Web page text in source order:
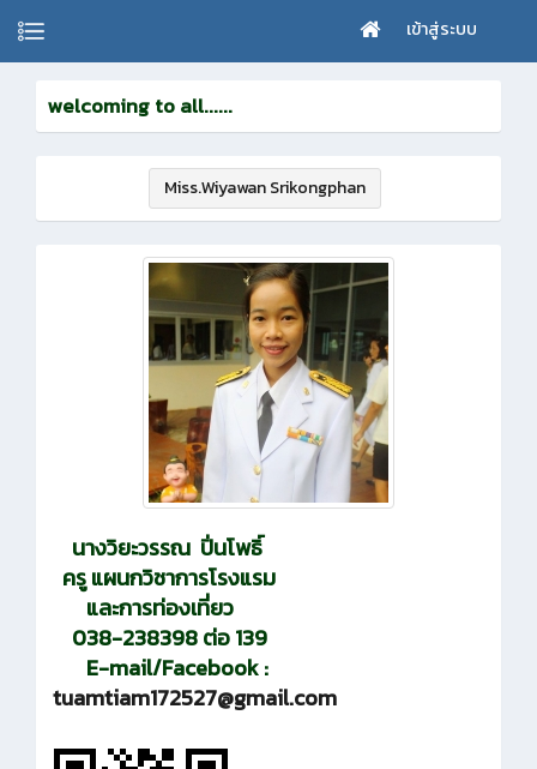
เข้าสู่ระบบ
welcoming to all......
Miss.Wiyawan Srikongphan
นางวิยะวรรณ ปิ่นโพธิ์
ครู แผนกวิชาการโรงแรม
และการท่องเที่ยว
038-238398 ต่อ 139
E-mail/Facebook :
tuamtiam172527@gmail.com